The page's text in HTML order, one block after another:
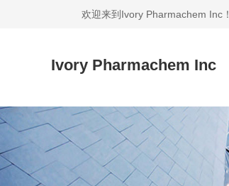
欢迎来到Ivory Pharmachem Inc！
Ivory Pharmachem Inc